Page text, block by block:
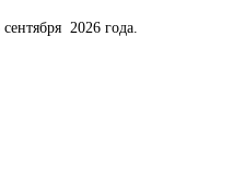
2026 года.